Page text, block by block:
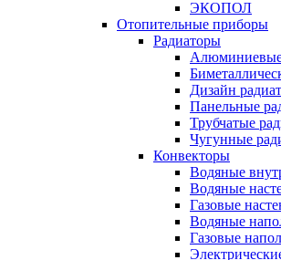
ЭКОПОЛ
Отопительные приборы
Радиаторы
Дизайн
Панельные
Трубчатые
Чугунные
Конвекторы
Водяные
Водяные
Газовые
Водяные
Газовые